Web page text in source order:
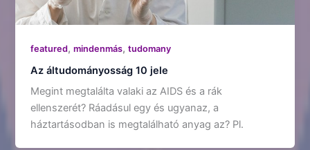
featured,mindenmás,tudomany
Az áltudományosság 10 jele
Megint megtalálta valaki az AIDS és a rák
ellenszerét? Ráadásul egy és ugyanaz, a
háztartásodban is megtalálható anyag az? Pl.